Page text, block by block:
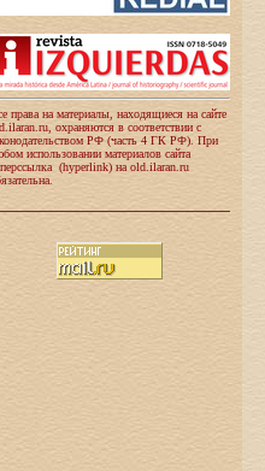
права на материалы, находящиеся на сайте
охраняются в соответствии с
РФ (часть 4 ГК РФ). При
использовании материалов сайта
(hyperlink) на old.ilaran.ru